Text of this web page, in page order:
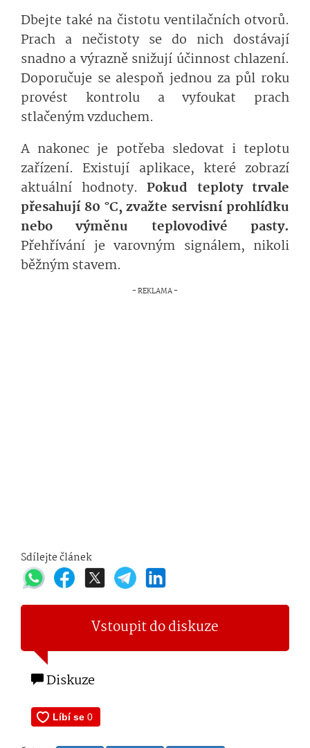
Dbejte také na čistotu ventilačních otvorů.
Prach a nečistoty se do nich dostávají
snadno a výrazně snižují účinnost chlazení.
Doporučuje se alespoň jednou za půl roku
provést kontrolu a vyfoukat prach
stlačeným vzduchem.
A nakonec je potřeba sledovat i teplotu
zařízení. Existují aplikace, které zobrazí
aktuální hodnoty. Pokud teploty trvale
přesahují 80 °C, zvažte servisní prohlídku
nebo výměnu teplovodivé pasty.
Přehřívání je varovným signálem, nikoli
běžným stavem.
Sdílejte článek
Vstoupit do diskuze
Diskuze